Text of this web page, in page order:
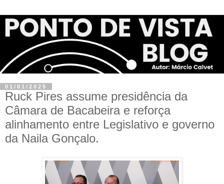
01/01/2025
Ruck Pires assume presidência da
Câmara de Bacabeira e reforça
alinhamento entre Legislativo e governo
da Naila Gonçalo.